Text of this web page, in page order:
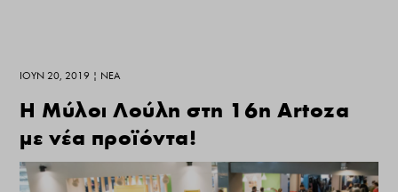
ΙΟΎΝ 20, 2019 | ΝΕΑ
H Μύλοι Λούλη στη 16η Artoza
με νέα προϊόντα!